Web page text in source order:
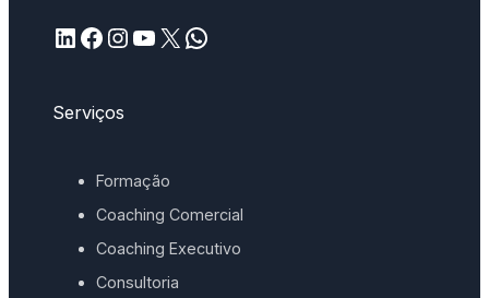
LinkedIn Facebook InstagramYouTube X WhatsApp
Serviços
Formação
Coaching Comercial
Coaching Executivo
Consultoria